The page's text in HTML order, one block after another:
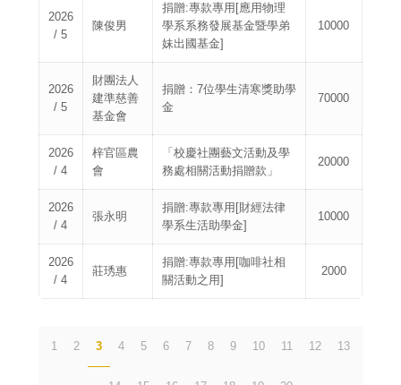
2026
/ 5
陳俊男
捐贈:專款專用[應用物理
學系系務發展基金暨學弟
妹出國基金]
10000
2026
/ 5
財團法人
建準慈善
基金會
捐贈：7位學生清寒獎助學
金
70000
2026
/ 4
梓官區農
會
「校慶社團藝文活動及學
務處相關活動捐贈款」
20000
2026
/ 4
張永明
捐贈:專款專用[財經法律
學系生活助學金]
10000
2026
/ 4
莊琇惠
捐贈:專款專用[咖啡社相
關活動之用]
2000
1 2 3 4 5 6 7 8 9 10 11 12 13